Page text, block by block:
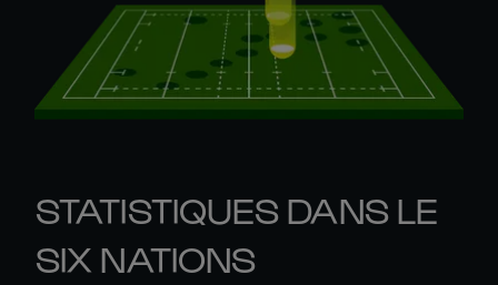
STATISTIQUES DANS LE
SIX NATIONS